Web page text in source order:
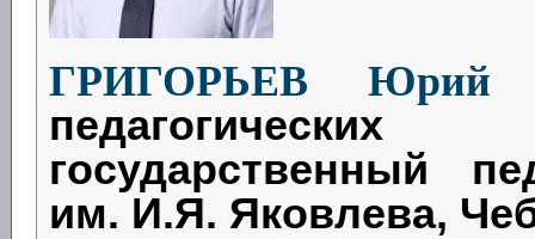
ГРИГОРЬЕВ Юрий
государственный
им. И.Я. Яковлева,